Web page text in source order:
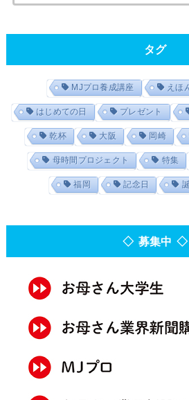
タグ
MJプロ養成講座 えほ
はじめての日 プレゼント
乾杯 大阪 岡崎
母時間プロジェクト 特集
福岡 記念日
◇ 募集中 ◇